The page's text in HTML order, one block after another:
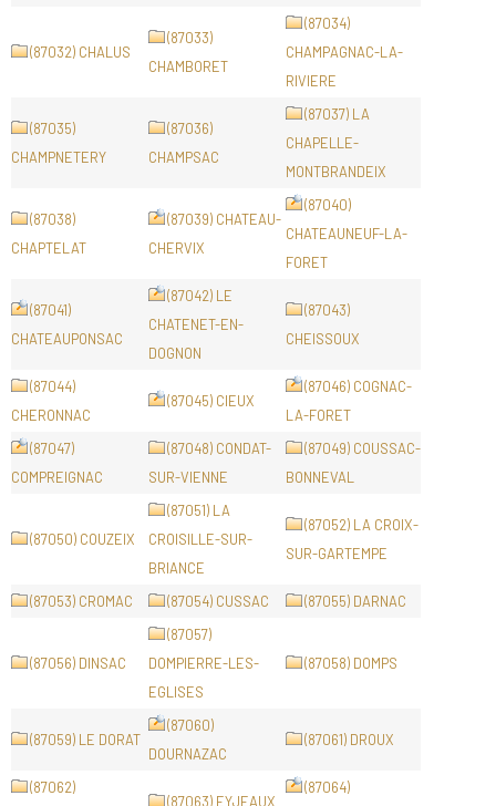
(87032) CHALUS
(87033)
CHAMBORET
(87034)
CHAMPAGNAC-LA-
RIVIERE
(87035)
CHAMPNETERY
(87036)
CHAMPSAC
(87037) LA
CHAPELLE-
MONTBRANDEIX
(87038)
CHAPTELAT
(87039) CHATEAU-
CHERVIX
(87040)
CHATEAUNEUF-LA-
FORET
(87041)
CHATEAUPONSAC
(87042) LE
CHATENET-EN-
DOGNON
(87043)
CHEISSOUX
(87044)
CHERONNAC
(87045) CIEUX
(87046) COGNAC-
LA-FORET
(87047)
COMPREIGNAC
(87048) CONDAT-
SUR-VIENNE
(87049) COUSSAC-
BONNEVAL
(87050) COUZEIX
(87051) LA
CROISILLE-SUR-
BRIANCE
(87052) LA CROIX-
SUR-GARTEMPE
(87053) CROMAC (87054) CUSSAC (87055) DARNAC
(87056) DINSAC
(87057)
DOMPIERRE-LES-
EGLISES
(87058) DOMPS
(87059) LE DORAT
(87060)
DOURNAZAC
(87061) DROUX
(87062)
(87063) EYJEAUX
(87064)